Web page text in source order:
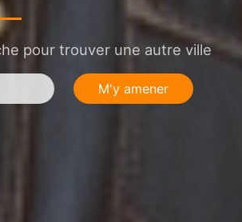
pour trouver une autre ville
M'y amener